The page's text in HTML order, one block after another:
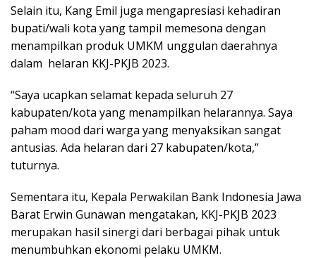
Selain itu, Kang Emil juga mengapresiasi kehadiran
bupati/wali kota yang tampil memesona dengan
menampilkan produk UMKM unggulan daerahnya
dalam helaran KKJ-PKJB 2023.
“Saya ucapkan selamat kepada seluruh 27
kabupaten/kota yang menampilkan helarannya. Saya
paham mood dari warga yang menyaksikan sangat
antusias. Ada helaran dari 27 kabupaten/kota,”
tuturnya.
Sementara itu, Kepala Perwakilan Bank Indonesia Jawa
Barat Erwin Gunawan mengatakan, KKJ-PKJB 2023
merupakan hasil sinergi dari berbagai pihak untuk
menumbuhkan ekonomi pelaku UMKM.